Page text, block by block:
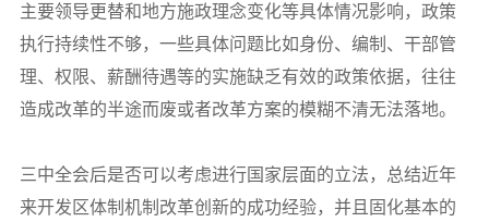
主要领导更替和地方施政理念变化等具体情况影响，政策
执行持续性不够，一些具体问题比如身份、编制、干部管
理、权限、薪酬待遇等的实施缺乏有效的政策依据，往往
造成改革的半途而废或者改革方案的模糊不清无法落地。
三中全会后是否可以考虑进行国家层面的立法，总结近年
来开发区体制机制改革创新的成功经验，并且固化基本的